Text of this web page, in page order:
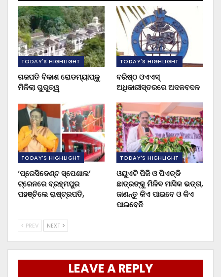
TODAY'S HIGHLIGHT
ଗଜପତି ବିକାଶ ରୋଡମ୍ୟାପ୍‌କୁ
ମିଳିଲା ଗୁରୁତ୍ୱ
TODAY'S HIGHLIGHT
ବରିଷ୍ଠ ଓଏଏସ୍‌
ଅଧିକାରୀସ୍ତରରେ ଅଦଳବଦଳ
TODAY'S HIGHLIGHT
‘ପ୍ରେସିଡେଣ୍ଟ ସ୍ପେଶାଲ’
ଟ୍ରେନରେ ବ୍ରହ୍ମପୁର
ପହଞ୍ଚିଲେ ରାଷ୍ଟ୍ରପତି,
TODAY'S HIGHLIGHT
ଓୟୁଏଟି ପିଜି ଓ ପିଏଚ୍‌ଡି
ଛାତ୍ରଙ୍କୁ ମିଳିବ ମାସିକ ଭତ୍ତା,
ଜାଣନ୍ତୁ କିଏ ପାଇବେ ଓ କିଏ
ପାଇବେନି
PREV NEXT
LEAVE A REPLY